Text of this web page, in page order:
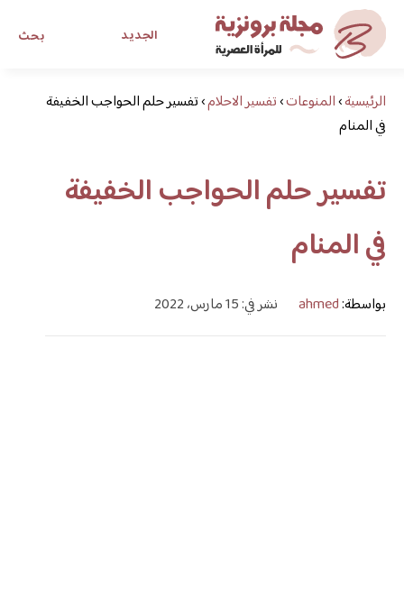
بحث الجديد
مجلة برونزية للفتاة العصريةالرئيسية›المنوعات›تفسير الاحلام›تفسير حلم الحواجب الخفيفة
في المنام
تفسير حلم الحواجب الخفيفة
في المنام
بواسطة:ahmed نشر في: 15 مارس، 2022